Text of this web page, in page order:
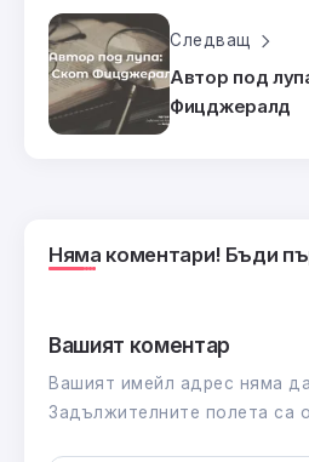
Следващ
Автор под
Фицджералд
Няма коментари! Бъди
Вашият коментар
Вашият имейл адрес няма
Задължителните полета са